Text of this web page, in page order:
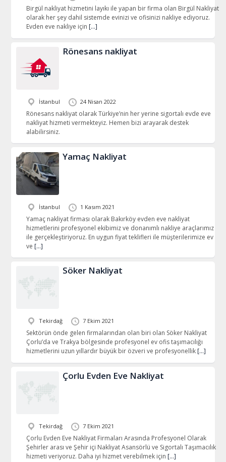
Birgül nakliyat hizmetini layıkı ile yapan bir firma olan Birgül Nakliyat
olarak her şey dahil sistemde evinizi ve ofisinizi nakliye ediyoruz.
Evden eve nakliye için […]
Rönesans nakliyat
İstanbul 24 Nisan 2022
Rönesans nakliyat olarak Türkiye’nin her yerine sigortalı evde eve
nakliyat hizmeti vermekteyiz. Hemen bizi arayarak destek
alabilirsiniz.
Yamaç Nakliyat
İstanbul 1 Kasım 2021
Yamaç nakliyat firması olarak Bakırköy evden eve nakliyat
hizmetlerini profesyonel ekibimiz ve donanımlı nakliye araçlarımız
ile gerçekleştiriyoruz. En uygun fiyat teklifleri ile müşterilerimize ev
ve […]
Söker Nakliyat
Tekirdağ 7 Ekim 2021
Sektörün önde gelen firmalarından olan biri olan Söker Nakliyat
Çorlu’da ve Trakya bölgesinde profesyonel ev ofis taşımacılığı
hizmetlerini uzun yıllardır büyük bir özveri ve profesyonellik […]
Çorlu Evden Eve Nakliyat
Tekirdağ 7 Ekim 2021
Çorlu Evden Eve Nakliyat Firmaları Arasında Profesyonel Olarak
Şehirler arası ve Şehir içi Nakliyat Asansörlü ve Sigortalı Taşımacılık
hizmeti veriyoruz. Daha iyi hizmet verebilmek için […]